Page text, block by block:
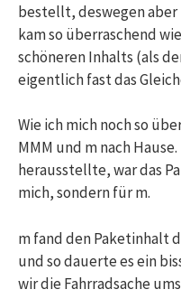
bestellt, deswegen
kam so überraschend
schöneren Inhalts (als
eigentlich fast das
Wie ich mich noch so
MMM und m nach
herausstellte, war das
mich, sondern für m.
m fand den Paketinhalt
und so dauerte es ein
wir die Fahrradsache